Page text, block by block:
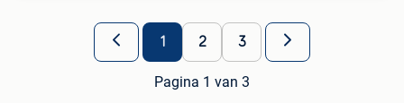
1 2 3
Pagina 1 van 3